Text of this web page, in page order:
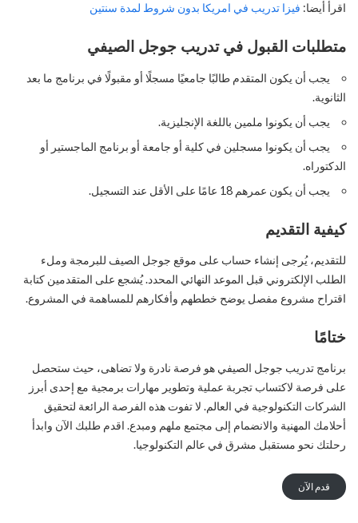
اقرأ أيضا: فيزا تدريب في امريكا بدون شروط لمدة سنتين
متطلبات القبول في تدريب جوجل الصيفي
يجب أن يكون المتقدم طالبًا جامعيًا مسجلًا أو مقبولًا في برنامج ما بعد
الثانوية.
يجب أن يكونوا ملمين باللغة الإنجليزية.
يجب أن يكونوا مسجلين في كلية أو جامعة أو برنامج الماجستير أو
الدكتوراه.
يجب أن يكون عمرهم 18 عامًا على الأقل عند التسجيل.
كيفية التقديم
للتقديم، يُرجى إنشاء حساب على موقع جوجل الصيف للبرمجة وملء
الطلب الإلكتروني قبل الموعد النهائي المحدد. يُشجع على المتقدمين كتابة
اقتراح مشروع مفصل يوضح خططهم وأفكارهم للمساهمة في المشروع.
ختامًا
برنامج تدريب جوجل الصيفي هو فرصة نادرة ولا تضاهى، حيث ستحصل
على فرصة لاكتساب تجربة عملية وتطوير مهارات برمجية مع إحدى أبرز
الشركات التكنولوجية في العالم. لا تفوت هذه الفرصة الرائعة لتحقيق
أحلامك المهنية والانضمام إلى مجتمع ملهم ومبدع. اقدم طلبك الآن وابدأ
رحلتك نحو مستقبل مشرق في عالم التكنولوجيا.
قدم الآن